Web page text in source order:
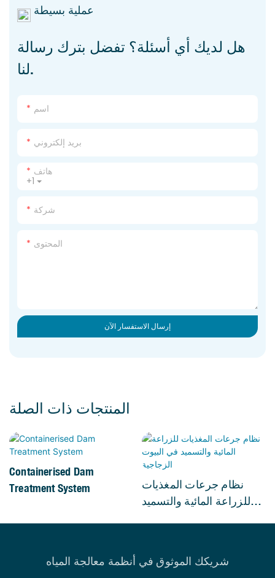
عملية بسيطة
هل لديك أي أسئلة؟ تفضل بترك رسالة
لنا.
اسم
بريد إلكتروني
+1
هاتف
شركة
المحتوى
إرسال الاستفسار الآن
المنتجات ذات الصلة
Containerised Dam
Treatment System
نظام جرعات المغذيات
للزراعة المائية والتسميد
شريكك الموثوق في أنظمة معالجة المياه